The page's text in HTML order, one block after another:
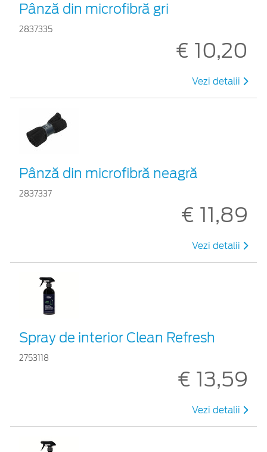
Pânză din microfibră gri
2837335
€ 10,20
Vezi detalii
Pânză din microfibră neagră
2837337
€ 11,89
Vezi detalii
Spray de interior Clean Refresh
2753118
€ 13,59
Vezi detalii